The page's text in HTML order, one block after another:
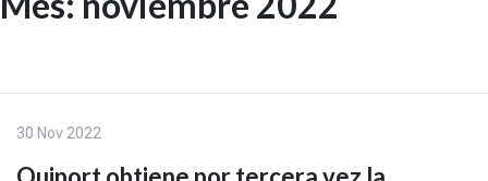
Skip
30 Nov 2022